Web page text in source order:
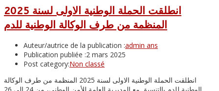
انطلقت الحملة الوطنية الاولى لسنة 2025
المنظمة من طرف الوكالة الوطنية للدم
Auteur/autrice de la publication :admin ans
Publication publiée :2 mars 2025
Post category:Non classé
انطلقت الحملة الوطنية الاولى لسنة 2025 المنظمة من طرف الوكالة